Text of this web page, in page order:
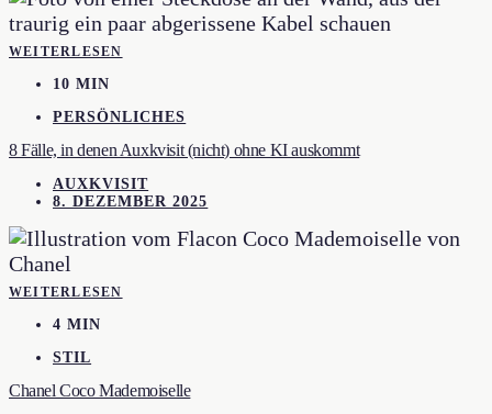
WEITERLESEN
10 MIN
PERSÖNLICHES
8 Fälle, in denen Auxkvisit (nicht) ohne KI auskommt
AUXKVISIT
8. DEZEMBER 2025
WEITERLESEN
4 MIN
STIL
Chanel Coco Mademoiselle